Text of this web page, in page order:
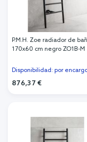
P.M.H. Zoe radiador de
170x60 cm negro ZO1B-M
Disponibilidad: por
876,37 €